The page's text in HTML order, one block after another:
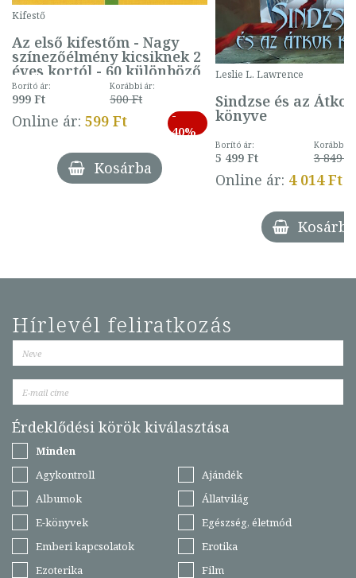
Kifestő
Az első kifestőm - Nagy
színezőélmény kicsiknek 2
éves kortól - 60 különböző
mintával (gombás)
Borító ár:
999 Ft
Korábbi ár:
500 Ft
Online ár: 599 Ft
-
40%
Kosárba
Leslie L. Lawrence
Sindzse és az Átkok
könyve
Borító ár:
5 499 Ft
Korábbi
3 849 Ft
Online ár: 4 014 Ft
Kosárba
Hírlevél feliratkozás
Érdeklődési körök kiválasztása
Minden
Agykontroll
Ajándék
Albumok
Állatvilág
E-könyvek
Egészség, életmód
Emberi kapcsolatok
Erotika
Ezoterika
Film